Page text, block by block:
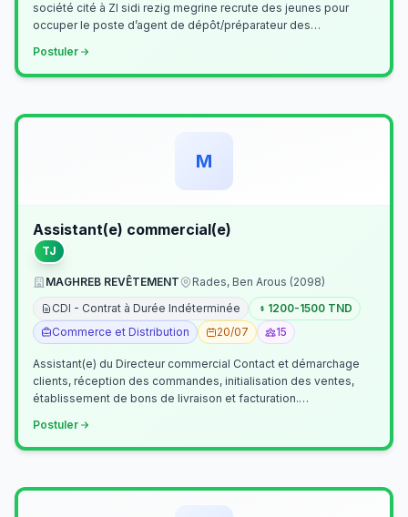
société cité à ZI sidi rezig megrine recrute des jeunes pour
occuper le poste d’agent de dépôt/préparateur des
Postuler
M
Assistant(e) commercial(e)
TJ
MAGHREB REVÊTEMENT
Rades, Ben Arous (2098)
CDI - Contrat à Durée Indéterminée
1200-1500 TND
Commerce et Distribution
20/07 15
Assistant(e) du Directeur commercial Contact et démarchage
clients, réception des commandes, initialisation des ventes,
établissement de bons de livraison et facturation.
Postuler